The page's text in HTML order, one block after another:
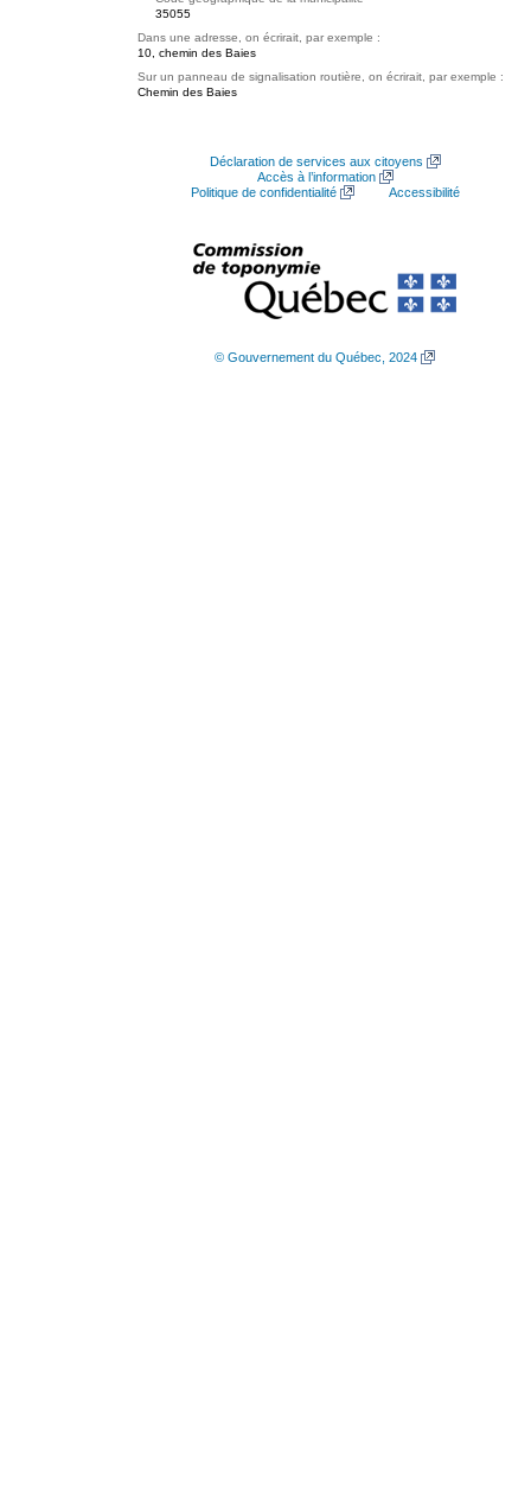
35055
Dans une adresse, on écrirait, par exemple :
10, chemin des Baies
Sur un panneau de signalisation routière, on écrirait, par exemple :
Chemin des Baies
Déclaration de services aux citoyens
Accès à l’information
Politique de confidentialité
Accessibilité
© Gouvernement du Québec, 2024